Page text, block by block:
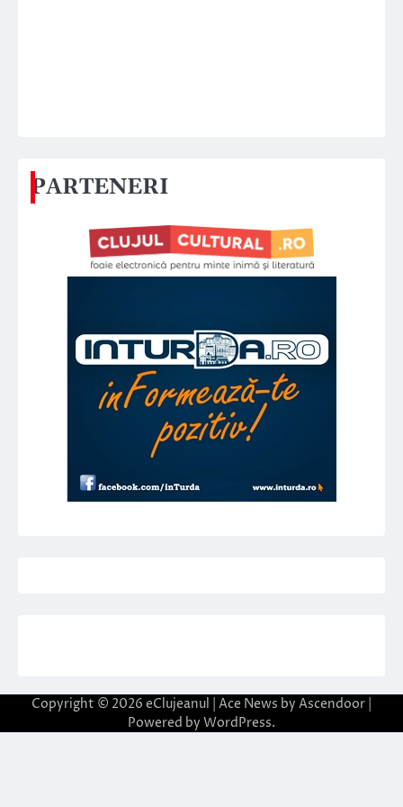
PARTENERI
Copyright © 2026 eClujeanul | Ace News by Ascendoor
Powered by WordPress.